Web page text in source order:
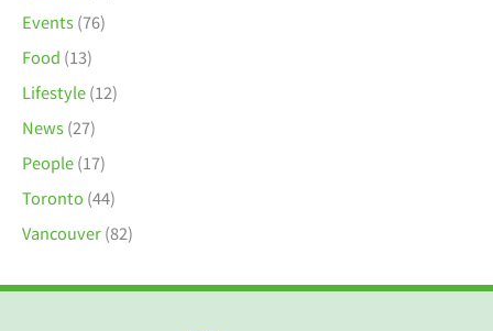
Events(76)
Food (13)
Lifestyle(12)
News(27)
People(17)
Toronto (44)
Vancouver(82)